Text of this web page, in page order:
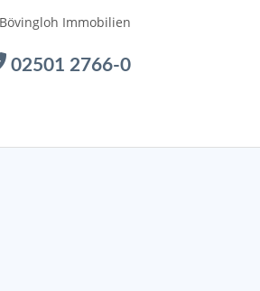
02501 2766-0